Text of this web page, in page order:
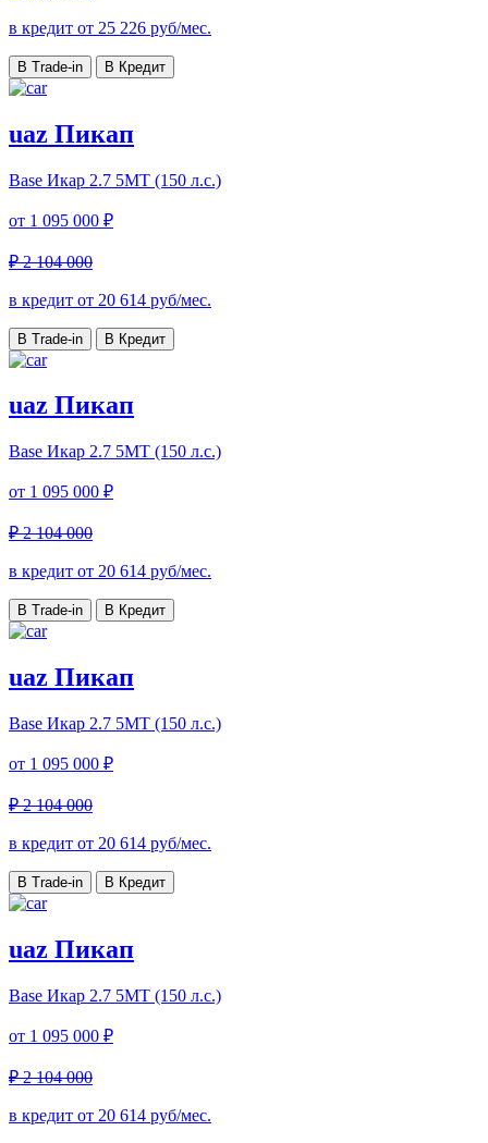
в кредит от 25 226 руб/мес.
В Trade-in В Кредит
uaz Пикап
Base Икар 2.7 5МТ (150 л.с.)
от 1 095 000 ₽
₽ 2 104 000
в кредит от 20 614 руб/мес.
В Trade-in В Кредит
uaz Пикап
Base Икар 2.7 5МТ (150 л.с.)
от 1 095 000 ₽
₽ 2 104 000
в кредит от 20 614 руб/мес.
В Trade-in В Кредит
uaz Пикап
Base Икар 2.7 5МТ (150 л.с.)
от 1 095 000 ₽
₽ 2 104 000
в кредит от 20 614 руб/мес.
В Trade-in В Кредит
uaz Пикап
Base Икар 2.7 5МТ (150 л.с.)
от 1 095 000 ₽
₽ 2 104 000
в кредит от 20 614 руб/мес.